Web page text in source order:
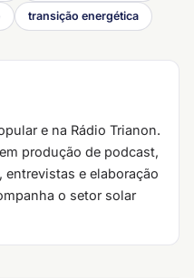
transição energética
e na Rádio Trianon.
produção de podcast,
entrevistas e elaboração
o setor solar